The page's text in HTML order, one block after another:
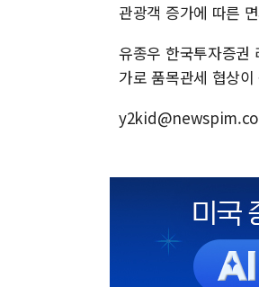
관광객 증가에 따른
유종우 한국투자증권
가로 품목관세 협상